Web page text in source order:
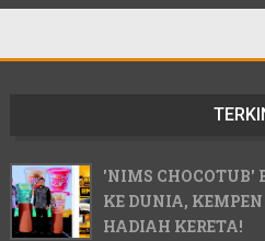
'NIMS CHOCOTUB'
KE DUNIA,
HADIAH KERETA!